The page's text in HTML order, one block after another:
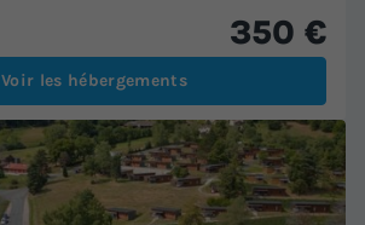
350 €
Voir les hébergements